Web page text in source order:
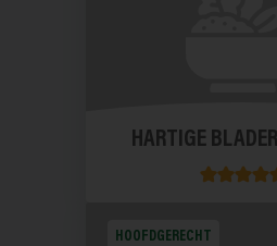
HARTIGE
HOOFDGERECHT